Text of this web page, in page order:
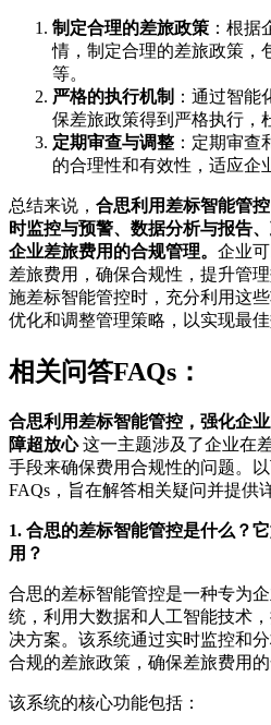
制定合理的差旅政策 ：根
情，制定合理的差旅政策，
等。
严格的执行机制 ：通过智能
保差旅政策得到严格执行，
定期审查与调整 ：定期审
的合理性和有效性，适应企
总结来说， 合思利用差标智能管
时监控与预警、数据分析与报告
企业差旅费用的合规管理。 企业
差旅费用，确保合规性，提升管
施差标智能管控时，充分利用这
优化和调整管理策略，以实现最佳
相关问答FAQs：
合思利用差标智能管控，强化企
障超放心这一主题涉及了企业在
手段来确保费用合规性的问题。
FAQs，旨在解答相关疑问并提供
1. 合思的差标智能管控是什么？
用？
合思的差标智能管控是一种专为
统，利用大数据和人工智能技术
决方案。该系统通过实时监控和
合规的差旅政策，确保差旅费用的
该系统的核心功能包括：